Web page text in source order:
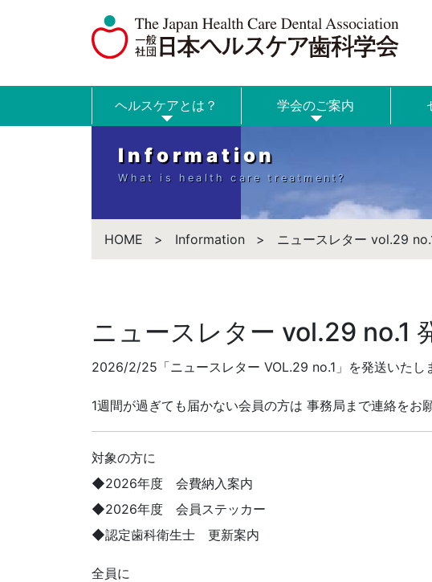
ヘルスケアとは？ 学会のご案内
Information
What is health care treatment?
HOME Information ニュースレター vol.29
ニュースレター vol.29 no.1
2026/2/25「ニュースレター VOL.29 no.1」を発送いたし
1週間が過ぎても届かない会員の方は 事務局まで連絡をお
対象の方に
◆2026年度 会費納入案内
◆2026年度 会員ステッカー
◆認定歯科衛生士 更新案内
全員に